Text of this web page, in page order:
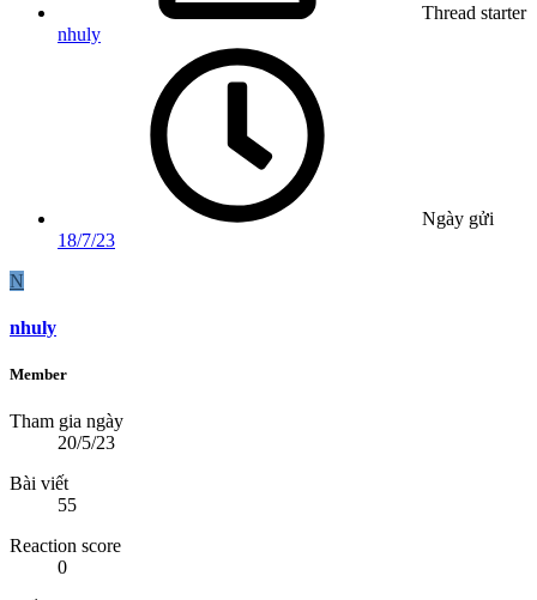
Thread starter
nhuly
Ngày gửi
18/7/23
N
nhuly
Member
Tham gia ngày
20/5/23
Bài viết
55
Reaction score
0